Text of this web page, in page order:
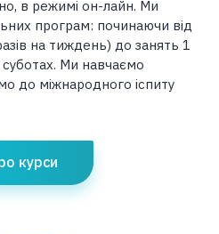
в режимі он-лайн. Ми
програм: починаючи від
на тиждень) до занять 1
Ми навчаємо
до міжнародного іспиту
курси